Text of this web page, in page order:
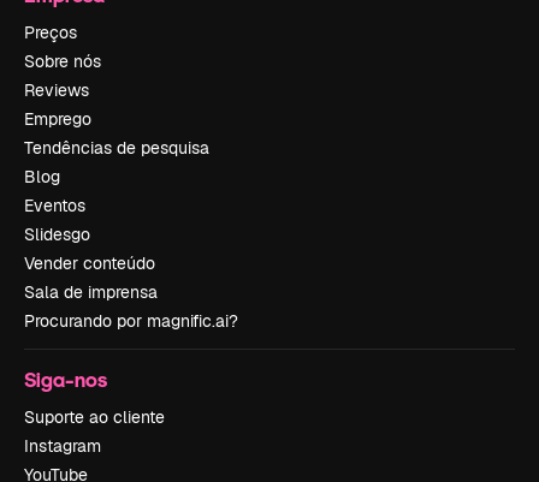
Preços
Sobre nós
Reviews
Emprego
Tendências de pesquisa
Blog
Eventos
Slidesgo
Vender conteúdo
Sala de imprensa
Procurando por magnific.ai?
Siga-nos
Suporte ao cliente
Instagram
YouTube